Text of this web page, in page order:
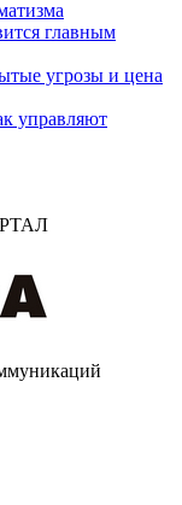
главным
угрозы и цена
управляют